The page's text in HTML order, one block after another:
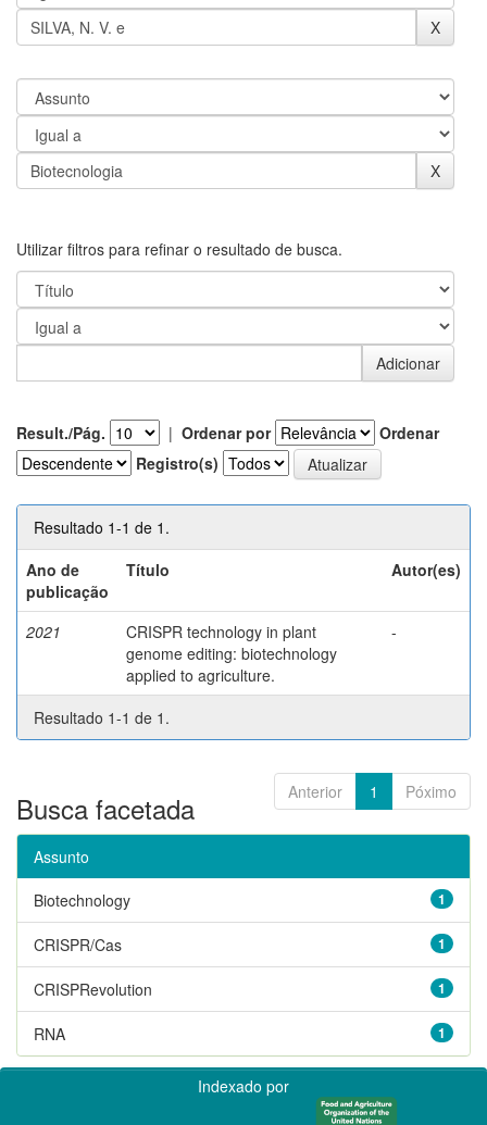
Utilizar filtros para refinar o resultado de busca.
Result./Pág. | Ordenar por
Ordenar
Registro(s)
Resultado 1-1 de 1.
Ano de
publicação
Título Autor(es)
2021
CRISPR technology in plant
genome editing: biotechnology
applied to agriculture.
-
Resultado 1-1 de 1.
Anterior 1 Póximo
Busca facetada
Assunto
1
Biotechnology
1
CRISPR/Cas
1
CRISPRevolution
1
RNA
Indexado por